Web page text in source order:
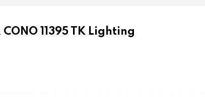
11395 TK Lighting